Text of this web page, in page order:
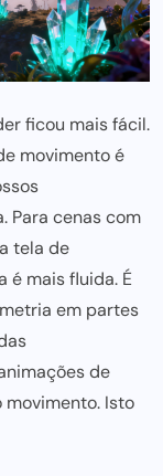
ficou mais fácil.
movimento é
. Para cenas com
tela de
é mais fluida. É
em partes
de
Isto